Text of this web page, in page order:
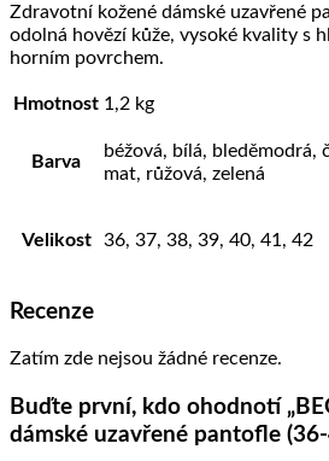
Zdravotní kožené dámské uzavřené
odolná hovězí kůže, vysoké kvality s
horním povrchem.
Hmotnost 1,2 kg
Barva
béžová, bílá, bleděmodrá,
mat, růžová, zelená
Velikost 36, 37, 38, 39, 40, 41, 42
Recenze
Zatím zde nejsou žádné recenze.
Buďte první, kdo ohodnotí
dámské uzavřené pantofle (36-